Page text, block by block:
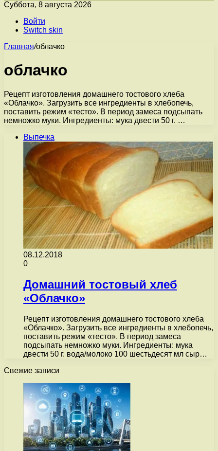
Суббота, 8 августа 2026
Войти
Switch skin
Главная/облачко
облачко
Рецепт изготовления домашнего тостового хлеба
«Облачко». Загрузить все ингредиенты в хлебопечь,
поставить режим «тесто». В период замеса подсыпать
немножко муки. Ингредиенты: мука двести 50 г. …
Выпечка
08.12.2018
0
Домашний тостовый хлеб
«Облачко»
Рецепт изготовления домашнего тостового хлеба
«Облачко». Загрузить все ингредиенты в хлебопечь,
поставить режим «тесто». В период замеса
подсыпать немножко муки. Ингредиенты: мука
двести 50 г. вода/молоко 100 шестьдесят мл сыр…
Свежие записи